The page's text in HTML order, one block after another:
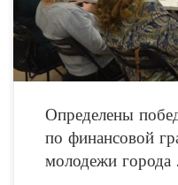
Определены
по финансовой
молодежи города